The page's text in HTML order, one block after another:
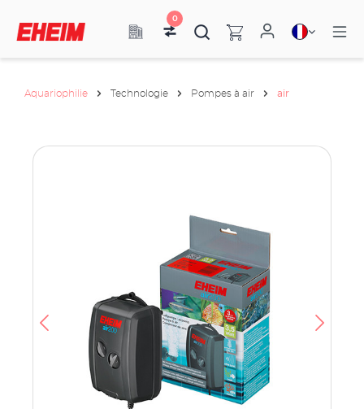
0
Aquariophilie Technologie Pompes à air air